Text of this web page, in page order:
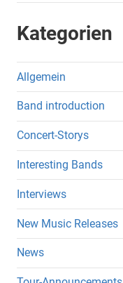
Kategorien
Allgemein
Band introduction
Concert-Storys
Interesting Bands
Interviews
New Music Releases
News